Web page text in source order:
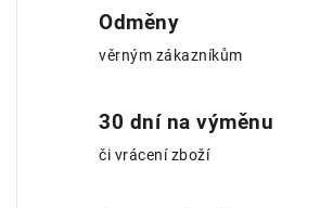
Odměny
věrným zákazníkům
30 dní na výměnu
či vrácení zboží